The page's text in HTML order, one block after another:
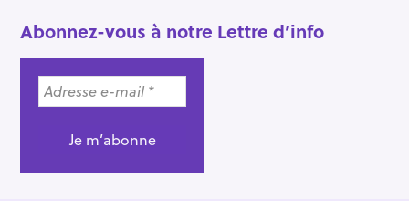
Abonnez-vous à notre Lettre d’info